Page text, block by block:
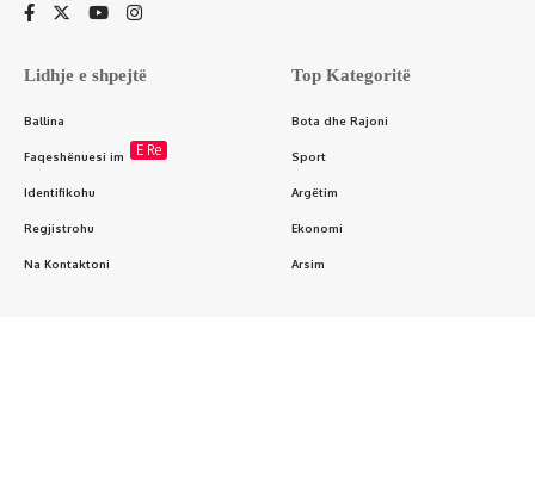
Lidhje e shpejtë
Ballina
Faqeshënuesi im E Re
Identifikohu
Regjistrohu
Na Kontaktoni
Top Kategoritë
Bota dhe Rajoni
Sport
Argëtim
Ekonomi
Arsim